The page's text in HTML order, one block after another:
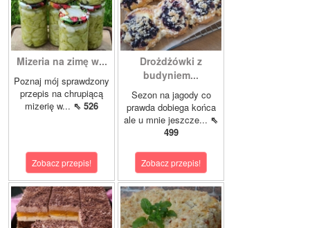
Mizeria na zimę w...
Poznaj mój sprawdzony
przepis na chrupiącą
mizerię w... ⇖ 526
Zobacz przepis!
Drożdżówki z
budyniem...
Sezon na jagody co
prawda dobiega końca
ale u mnie jeszcze... ⇖
499
Zobacz przepis!